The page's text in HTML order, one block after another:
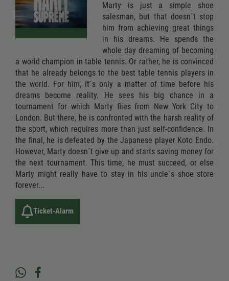
Marty is just a simple shoe
salesman, but that doesn´t stop
him from achieving great things
in his dreams. He spends the
whole day dreaming of becoming
a world champion in table tennis. Or rather, he is convinced
that he already belongs to the best table tennis players in
the world. For him, it´s only a matter of time before his
dreams become reality. He sees his big chance in a
tournament for which Marty flies from New York City to
London. But there, he is confronted with the harsh reality of
the sport, which requires more than just self-confidence. In
the final, he is defeated by the Japanese player Koto Endo.
However, Marty doesn´t give up and starts saving money for
the next tournament. This time, he must succeed, or else
Marty might really have to stay in his uncle´s shoe store
forever...
Ticket-Alarm